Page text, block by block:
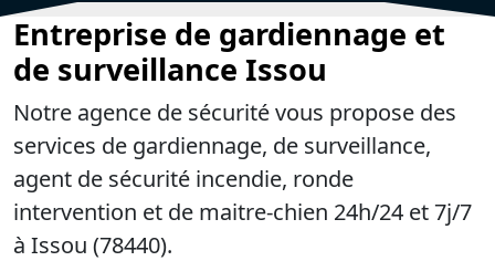
Entreprise de gardiennage et
de surveillance Issou
Notre agence de sécurité vous propose des
services de gardiennage, de surveillance,
agent de sécurité incendie, ronde
intervention et de maitre-chien 24h/24 et 7j/7
à Issou (78440).